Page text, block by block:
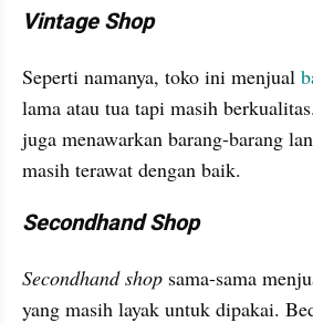
Vintage Shop
Seperti namanya, toko ini menjual
lama atau tua tapi masih
juga menawarkan barang-barang
masih terawat dengan baik.
Secondhand Shop
Secondhand shop sama-sama
yang masih layak untuk dipakai.